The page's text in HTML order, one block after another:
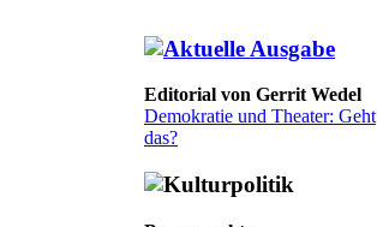
Editorial von Gerrit Wedel
Demokratie und Theater: Geht
das?